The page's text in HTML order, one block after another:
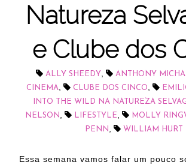
Natureza
e Clube dos
ALLY SHEEDY, ANTHONY
CINEMA, CLUBE DOS CINCO,
INTO THE WILD NA NATUREZA
NELSON, LIFESTYLE, MOLLY
PENN, WILLIAM HURT
Essa semana vamos falar um pouco